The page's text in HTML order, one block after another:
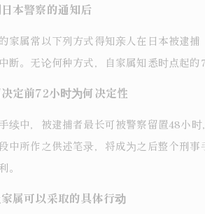
本警察的通知后
家属常以下列方式得知亲人在日本被逮
断。无论何种方式，自家属知悉时点起
定前72小时为何决定性
续中，被逮捕者最长可被警察留置48小
中所作之供述笔录，将成为之后整个刑
。
属可以采取的具体行动